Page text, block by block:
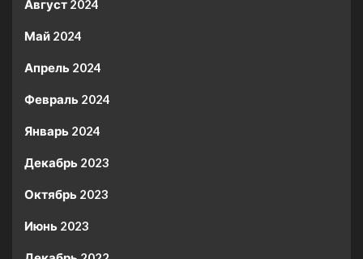
Август 2024
Май 2024
Апрель 2024
Февраль 2024
Январь 2024
Декабрь 2023
Октябрь 2023
Июнь 2023